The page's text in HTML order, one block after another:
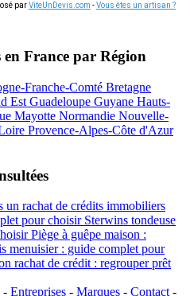
parViteUnDevis.com -Vous êtes un artisan ?
en France par Région
Franche-Comté Bretagne
Est Guadeloupe Guyane Hauts-
Mayotte Normandie Nouvelle-
Provence-Alpes-Côte d'Azur
un rachat de crédits immobiliers
pour choisir Sterwins tondeuse
Piège à guêpe maison :
menuisier : guide complet pour
rachat de crédit : regrouper prêt
- Entreprises - Marques - Contact -